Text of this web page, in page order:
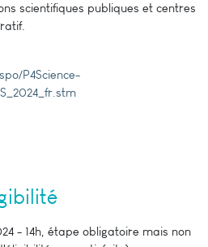
scientifiques publiques et centres
P4Science-
- 14h, étape obligatoire mais non